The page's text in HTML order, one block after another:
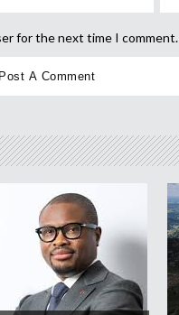
for the next time I comment.